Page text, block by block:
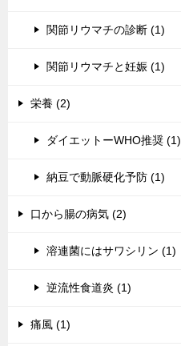
関節リウマチの診断 (1)
関節リウマチと妊娠 (1)
栄養 (2)
ダイエットーWHO推奨 (1)
納豆で動脈硬化予防 (1)
口から腸の病気 (2)
溶連菌にはサワシリン (1)
逆流性食道炎 (1)
痛風 (1)